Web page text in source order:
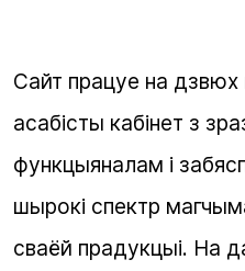
Сайт працуе на
асабісты кабінет з
функцыяналам і
шырокі спектр
сваёй прадукцыі. На